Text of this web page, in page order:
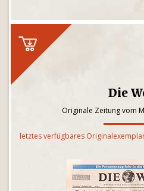
Die
Originale Zeitung vom
letztes verfügbares